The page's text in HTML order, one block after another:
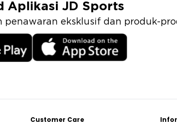
Aplikasi JD Sports
penawaran eksklusif dan produk-
Customer Care